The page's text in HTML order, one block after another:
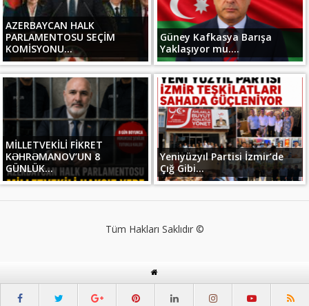
AZERBAYCAN HALK
PARLAMENTOSU SEÇİM
KOMİSYONU...
Güney Kafkasya Barışa
Yaklaşıyor mu....
MİLLETVEKİLİ FİKRET
KƏHRƏMANOV’UN 8
GÜNLÜK...
Yeniyüzyıl Partisi İzmir’de
Çığ Gibi...
Tüm Hakları Saklıdır ©